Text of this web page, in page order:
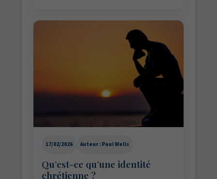
17/02/2026 Auteur : Paul Wells
Qu’est-ce qu’une identité
chrétienne ?